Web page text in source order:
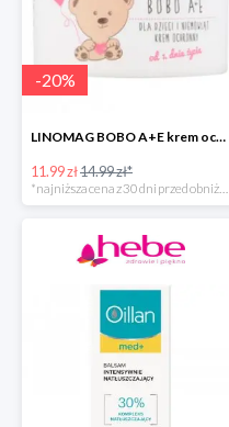
-20%
LINOMAG BOBO A+E krem ochronny dla dzieci i niemowląt od 1. dnia życia
11.99 zł14.99 zł*
*najniższa cena z 30 dni przed obniżką